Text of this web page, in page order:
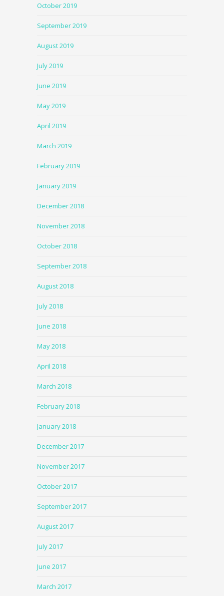
October 2019
September 2019
August 2019
July 2019
June 2019
May 2019
April 2019
March 2019
February 2019
January 2019
December 2018
November 2018
October 2018
September 2018
August 2018
July 2018
June 2018
May 2018
April 2018
March 2018
February 2018
January 2018
December 2017
November 2017
October 2017
September 2017
August 2017
July 2017
June 2017
March 2017